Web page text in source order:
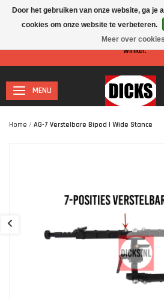
Let op: I.v.m. de zomervakantie is er
winkel.
MENU
Home / AG-7 Verstelbare Bipod | Wide Stance
Door het gebruiken van onze website, ga je
cookies om onze website te verbeteren.
Meer over